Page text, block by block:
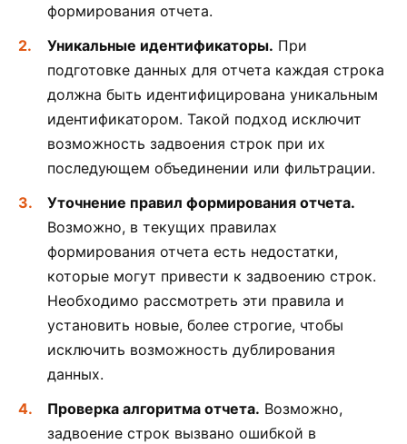
формирования отчета.
Уникальные идентификаторы. При
подготовке данных для отчета каждая строка
должна быть идентифицирована уникальным
идентификатором. Такой подход исключит
возможность задвоения строк при их
последующем объединении или фильтрации.
Уточнение правил формирования отчета.
Возможно, в текущих правилах
формирования отчета есть недостатки,
которые могут привести к задвоению строк.
Необходимо рассмотреть эти правила и
установить новые, более строгие, чтобы
исключить возможность дублирования
данных.
Проверка алгоритма отчета. Возможно,
задвоение строк вызвано ошибкой в